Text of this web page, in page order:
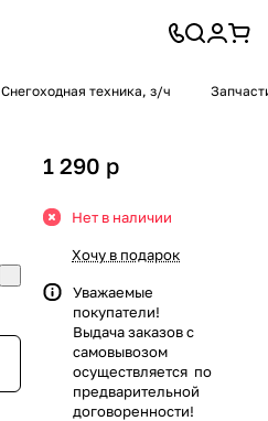
Снегоходная техника, з/ч
1 290 p
Нет в наличии
Хочу в подарок
Уважаемые
покупатели!
Выдача заказов с
самовывозом
осуществляется по
предварительной
договоренности!